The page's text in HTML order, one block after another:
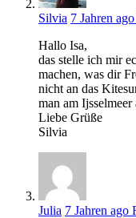
Silvia 7 Jahren ago
Hallo Isa,
das stelle ich mir
machen, was dir
nicht an das
man am
Liebe Grüße
Silvia
Julia 7 Jahren ago